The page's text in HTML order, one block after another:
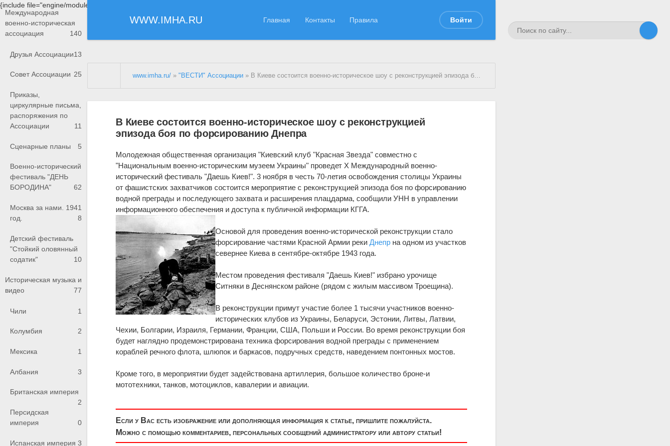
{include file="engine/modules/saperu/head.php"}
WWW.IMHA.RU Главная Контакты Правила Войти
Международная
военно-историческая
ассоциация
140
Друзья Ассоциации13
Совет Ассоциации 25
Приказы,
циркулярные письма,
распоряжения по
Ассоциации
11
Сценарные планы 5
Военно-исторический
фестиваль "ДЕНЬ
БОРОДИНА"
62
Москва за нами. 1941
год.
8
Детский фестиваль
"Стойкий оловянный
содатик"
10
Историческая музыка и
видео
77
Чили 1
Колумбия 2
Мексика 1
Албания 3
Британская империя
2
Персидская
империя
0
Испанская империя 3
www.imha.ru/ »"ВЕСТИ" Ассоциации » В Киеве состоится военно-историческое шоу с реконструкцией эпизода боя по форсированию
В Киеве состоится военно-историческое шоу с реконструкцией
эпизода боя по форсированию Днепра
Молодежная общественная организация "Киевский клуб "Красная Звезда" совместно с
"Национальным военно-историческим музеем Украины" проведет X Международный военно-
исторический фестиваль "Даешь Киев!". 3 ноября в честь 70-летия освобождения столицы Украины
от фашистских захватчиков состоится мероприятие с реконструкцией эпизода боя по форсированию
водной преграды и последующего захвата и расширения плацдарма, сообщили УНН в управлении
информационного обеспечения и доступа к публичной информации КГГА.
Основой для проведения военно-исторической реконструкции стало
форсирование частями Красной Армии рекиДнепр на одном из участков
севернее Киева в сентябре-октябре 1943 года.
Местом проведения фестиваля "Даешь Киев!" избрано урочище
Ситняки в Деснянском районе (рядом с жилым массивом Троещина).
В реконструкции примут участие более 1 тысячи участников военно-
исторических клубов из Украины, Беларуси, Эстонии, Литвы, Латвии,
Чехии, Болгарии, Израиля, Германии, Франции, США, Польши и России. Во время реконструкции боя
будет наглядно продемонстрирована техника форсирования водной преграды с применением
кораблей речного флота, шлюпок и баркасов, подручных средств, наведением понтонных мостов.
Кроме того, в мероприятии будет задействована артиллерия, большое количество броне-и
мототехники, танков, мотоциклов, кавалерии и авиации.
Если у Вас есть изображение или дополняющая информация к статье, пришлите пожалуйста.
Можно с помощью комментариев, персональных сообщений администратору или автору статьи!